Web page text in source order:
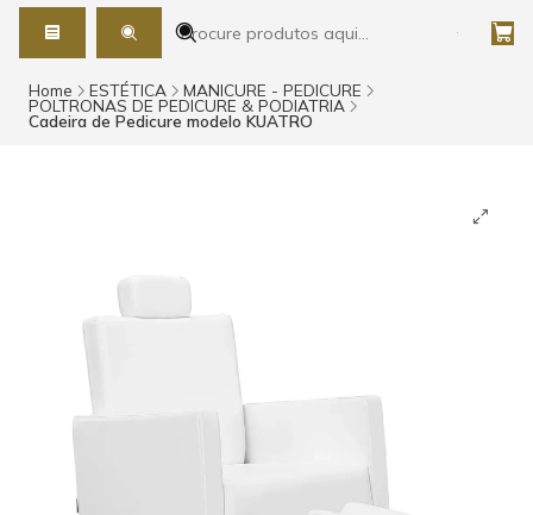
Home ESTÉTICA MANICURE - PEDICURE
POLTRONAS DE PEDICURE & PODIATRIA
Cadeira de Pedicure modelo KUATRO